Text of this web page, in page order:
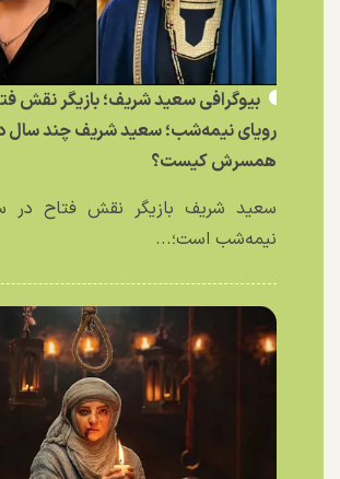
بیوگرافی سعید شریف؛ بازیگر نقش
رویای نیمه‌شب؛ سعید شریف چند سال
همسرش کیست؟
سعید شریف بازیگر نقش فتاح در
نیمه‌شب است؛...